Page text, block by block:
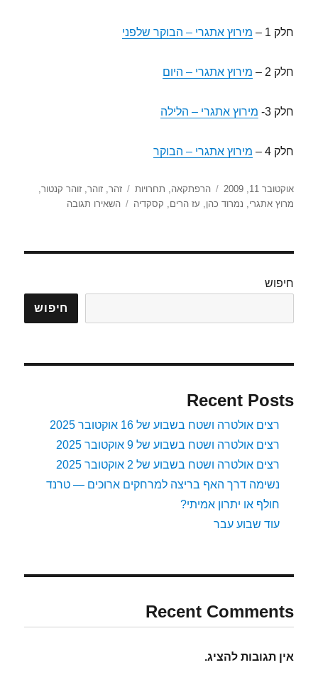
חלק 1 – מירוץ אתגרי – הבוקר שלפני
חלק 2 – מירוץ אתגרי – היום
חלק 3- מירוץ אתגרי – הלילה
חלק 4 – מירוץ אתגרי – הבוקר
פורסם
בתאריך
אוקטובר 11, 2009 קטגוריות
הרפתקאה תחרויות תגיות
זהר ,זוהר ,זוהר קנטור
מרוץ אתגרי
נמרוד כהן עז הרים קסקדיה השאירו תגובה
–
הבוקר
שלפני
1
חיפוש
חיפוש
Recent Posts
רצים אולטרה ושטח בשבוע של 16 אוקטובר 2025
רצים אולטרה ושטח בשבוע של 9 אוקטובר 2025
רצים אולטרה ושטח בשבוע של 2 אוקטובר 2025
נשימה דרך האף בריצה למרחקים ארוכים — טרנד
חולף או יתרון אמיתי?
עוד שבוע עבר
Recent Comments
אין תגובות להציג.